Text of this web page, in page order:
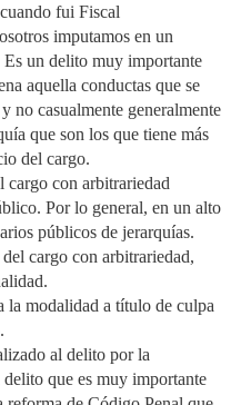
fui Fiscal
imputamos en un
un delito muy importante
aquella conductas que se
no casualmente generalmente
que son los que tiene más
del cargo.
cargo con arbitrariedad
Por lo general, en un alto
públicos de jerarquías.
cargo con arbitrariedad,
la modalidad a título de culpa
al delito por la
delito que es muy importante